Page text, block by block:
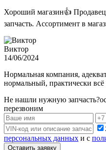
Хороший магазин👍
запчасть. Ассортимент в
Виктор
14/06/2024
Нормальная компания,
нормальный, практически
Не нашли нужную запчасть?
перезвоним
персональных данных и с
Оставить заявку